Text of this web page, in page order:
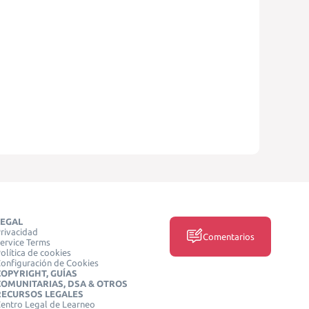
Terms
de cookies
de Cookies
GUÍAS
DSA & OTROS
LEGALES
Legal de Learneo
Comentarios